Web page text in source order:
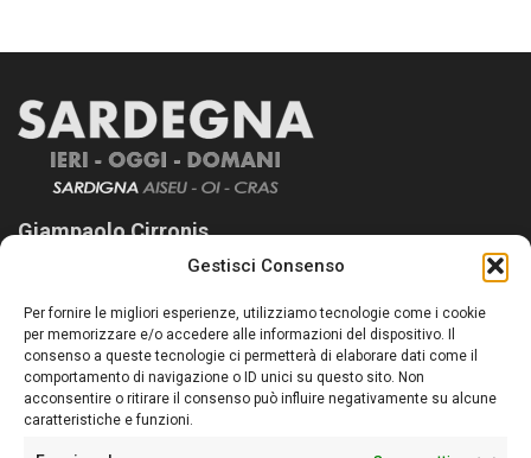
Gestisci Consenso
Per fornire le migliori esperienze, utilizziamo tecnologie come i cookie
per memorizzare e/o accedere alle informazioni del dispositivo. Il
consenso a queste tecnologie ci permetterà di elaborare dati come il
comportamento di navigazione o ID unici su questo sito. Non
acconsentire o ritirare il consenso può influire negativamente su alcune
caratteristiche e funzioni.
Giampaolo Cirronis
Sardegna Ieri-Oggi-Domani nasce per informare “liberamente” i
lettori su quanto accade in Sardegna, con un occhio rivolto al
nostro passato e, soprattutto, al nostro futuro
Follow Us